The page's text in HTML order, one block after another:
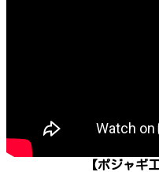
【ポジャギ